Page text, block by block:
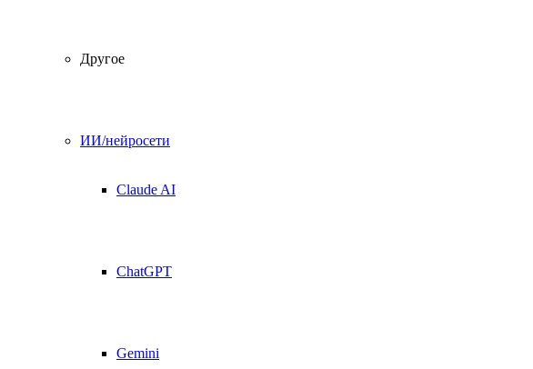
Другое
ИИ/нейросети
Claude AI
ChatGPT
Gemini